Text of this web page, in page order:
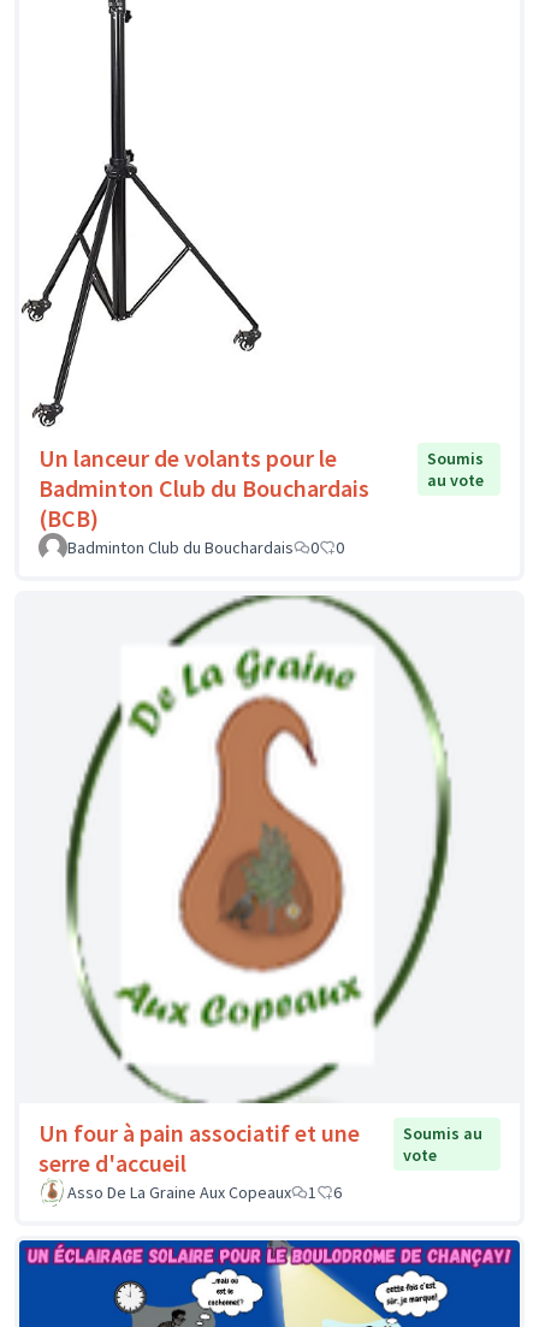
Un lanceur de volants pour le
Badminton Club du Bouchardais
(BCB)
Soumis
au vote
Badminton Club du Bouchardais 0 0
Un four à pain associatif et une
serre d'accueil
Soumis au
vote
Asso De La Graine Aux Copeaux
1 6